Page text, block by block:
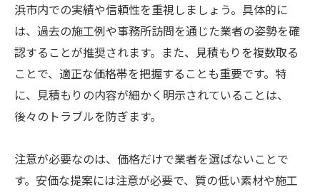
浜市内での実績や信頼性を重視しましょう。具体的に
は、過去の施工例や事務所訪問を通じた業者の姿勢を確
認することが推奨されます。また、見積もりを複数取る
ことで、適正な価格帯を把握することも重要です。特
に、見積もりの内容が細かく明示されていることは、
後々のトラブルを防ぎます。
注意が必要なのは、価格だけで業者を選ばないことで
す。安価な提案には注意が必要で、質の低い素材や施工